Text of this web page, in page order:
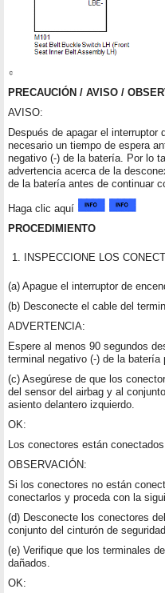
PRECAUCIÓN / AVISO /
AVISO:
Después de apagar el
necesario un tiempo de espera
negativo (-) de la batería. Por lo
advertencia acerca de la
de la batería antes de continuar
Haga clic aquí
PROCEDIMIENTO
1. INSPECCIONE LOS
(a) Apague el interruptor de
(b) Desconecte el cable del
ADVERTENCIA:
Espere al menos 90 segundos
terminal negativo (-) de la batería
(c) Asegúrese de que los
del sensor del airbag y al
asiento delantero izquierdo.
OK:
Los conectores están
OBSERVACIÓN:
Si los conectores no están
conectarlos y proceda con la
(d) Desconecte los conectores
conjunto del cinturón de
(e) Verifique que los terminales
dañados.
OK: